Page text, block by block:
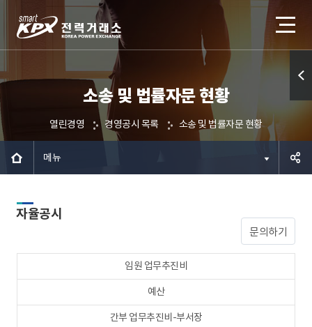
소송 및 법률자문 현황
열린경영 경영공시 목록 소송 및 법률자문 현황
메뉴
기
문의하기
자율공시
임원 업무추진비
예산
간부 업무추진비-부서장